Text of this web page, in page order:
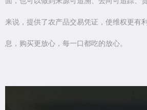
来说，提供了农产品交易凭证，使维权更有
息，购买更放心，每一口都吃的放心。